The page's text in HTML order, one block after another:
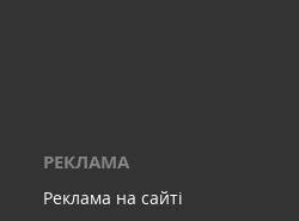
РЕКЛАМА
Реклама на сайті